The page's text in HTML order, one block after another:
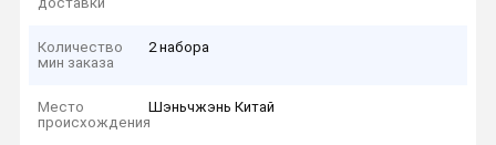
Количество
мин заказа
2 набора
Место
происхождения
Шэньчжэнь Китай